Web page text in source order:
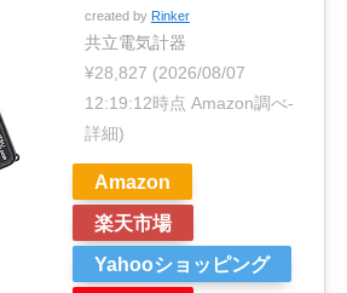
created by Rinker
共立電気計器
¥28,827 (2026/08/07
12:19:12時点 Amazon調べ-
詳細)
Amazon
楽天市場
Yahooショッピング